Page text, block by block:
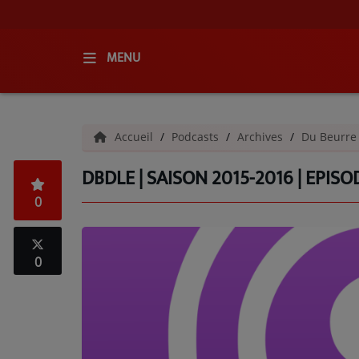
MENU
QUI SOMMES-NOUS ?
GRILLE DES PROGRAMMES
C'ÉTAIT QUOI CE TITRE ?
Accueil Podcasts Archives Du
DBDLE | SAISON 2015-2016 |
0
0